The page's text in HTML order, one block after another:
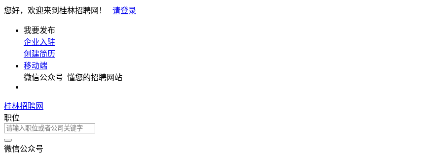
您好，欢迎来到桂林招聘网！ 请登录
我要发布
企业入驻
创建简历
移动端
微信公众号 懂您的招聘网站
桂林招聘网
职位
微信公众号